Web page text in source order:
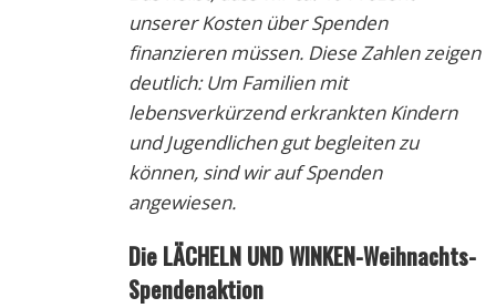
unserer Kosten über Spenden
finanzieren müssen. Diese Zahlen zeigen
deutlich: Um Familien mit
lebensverkürzend erkrankten Kindern
und Jugendlichen gut begleiten zu
können, sind wir auf Spenden
angewiesen.
Die LÄCHELN UND WINKEN-Weihnachts-
Spendenaktion